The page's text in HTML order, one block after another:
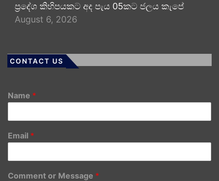
ප්‍රදේශ කිහිපයකට අද පැය 05කට ජලය කැපේ
August 6, 2026
CONTACT US
Name *
Email *
Comment or Message *